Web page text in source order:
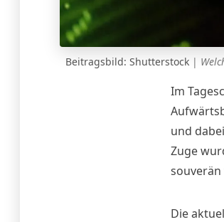
Beitragsbild: Shutterstock |
Im
und
Zuge
Die